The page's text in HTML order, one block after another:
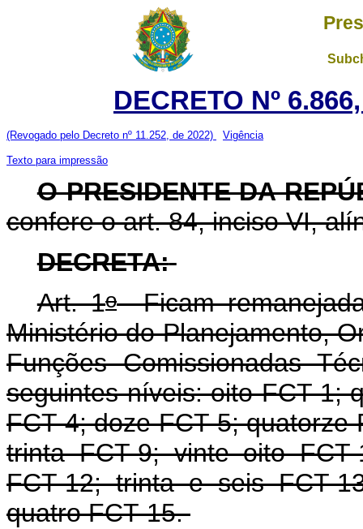
DECRETO Nº
(Revogado pelo Decreto nº 11.252, de 2022) Vigência
Texto para impressão
O PRESIDENTE DA
confere o art. 84, inciso VI,
DECRETA:
Art. 1oFicam
Ministério do Planejamento,
Funções Comissionadas
seguintes níveis: oito FCT-1;
FCT-4; doze FCT-5; quatorze
trinta FCT-9; vinte oito
FCT-12; trinta e seis FCT-
quatro FCT-15.